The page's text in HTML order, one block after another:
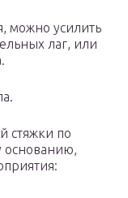
можно усилить
лаг, или
стяжки по
основанию,